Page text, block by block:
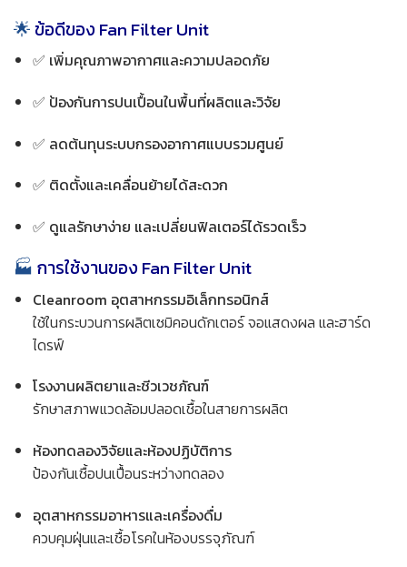
🌟ข้อดีของ Fan Filter Unit
✅ เพิ่มคุณภาพอากาศและความปลอดภัย
✅ ป้องกันการปนเปื้อนในพื้นที่ผลิตและวิจัย
✅ ลดต้นทุนระบบกรองอากาศแบบรวมศูนย์
✅ ติดตั้งและเคลื่อนย้ายได้สะดวก
✅ ดูแลรักษาง่าย และเปลี่ยนฟิลเตอร์ได้รวดเร็ว
🏭 การใช้งานของ Fan Filter Unit
Cleanroom อุตสาหกรรมอิเล็กทรอนิกส์
ใช้ในกระบวนการผลิตเซมิคอนดักเตอร์ จอแสดงผล และฮาร์ด
ไดรฟ์
โรงงานผลิตยาและชีวเวชภัณฑ์
รักษาสภาพแวดล้อมปลอดเชื้อในสายการผลิต
ห้องทดลองวิจัยและห้องปฏิบัติการ
ป้องกันเชื้อปนเปื้อนระหว่างทดลอง
อุตสาหกรรมอาหารและเครื่องดื่ม
ควบคุมฝุ่นและเชื้อโรคในห้องบรรจุภัณฑ์